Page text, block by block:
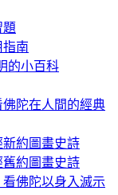
題
指南
的小百科
陀在人間的經典
約圖畫史詩
約圖畫史詩
佛陀以身入滅示